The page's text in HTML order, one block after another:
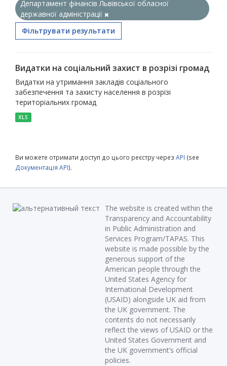
Департамент фінансів Львівської обласної
державної адміністрації
Фільтрувати результати
Видатки на соціальний захист в розрізі громад
Видатки на утримання закладів соціального
забезпечення та захисту населення в розрізі
територіальних громад
XLS
Ви можете отримати доступ до цього реєстру через API (see
Документація API).
The website is created within the
Transparency and Accountability
in Public Administration and
Services Program/TAPAS. This
website is made possible by the
generous support of the
American people through the
United States Agency for
International Development
(USAID) alongside UK aid from
the UK government. The
contents do not necessarily
reflect the views of USAID or the
United States Government and
the UK government’s official
policies.